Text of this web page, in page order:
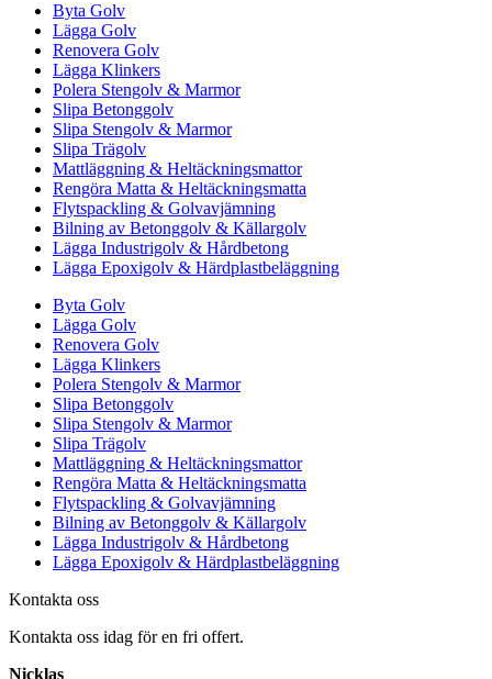
Byta Golv
Lägga Golv
Renovera Golv
Lägga Klinkers
Polera Stengolv & Marmor
Slipa Betonggolv
Slipa Stengolv & Marmor
Slipa Trägolv
Mattläggning & Heltäckningsmattor
Rengöra Matta & Heltäckningsmatta
Flytspackling & Golvavjämning
Bilning av Betonggolv & Källargolv
Lägga Industrigolv & Hårdbetong
Lägga Epoxigolv & Härdplastbeläggning
Byta Golv
Lägga Golv
Renovera Golv
Lägga Klinkers
Polera Stengolv & Marmor
Slipa Betonggolv
Slipa Stengolv & Marmor
Slipa Trägolv
Mattläggning & Heltäckningsmattor
Rengöra Matta & Heltäckningsmatta
Flytspackling & Golvavjämning
Bilning av Betonggolv & Källargolv
Lägga Industrigolv & Hårdbetong
Lägga Epoxigolv & Härdplastbeläggning
Kontakta oss
Kontakta oss idag för en fri offert.
Nicklas